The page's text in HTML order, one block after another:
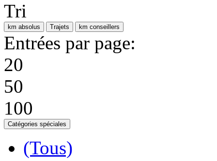
Tri
km absolus Trajets km conseillers
Entrées par page:
20
50
100
Catégories spéciales
(Tous)